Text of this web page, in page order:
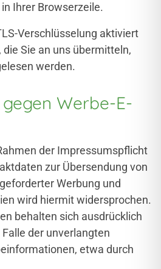
Ihrer Browserzeile.
Verschlüsselung aktiviert
Sie an uns übermitteln,
werden.
Werbe-E-
der Impressumspflicht
zur Übersendung von
Werbung und
wird hiermit widersprochen.
behalten sich ausdrücklich
der unverlangten
etwa durch